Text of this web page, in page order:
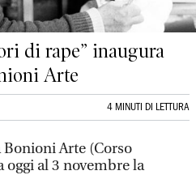
di rape” inaugura
Arte
4 MINUTI DI LETTURA
Bonioni Arte (Corso
oggi al 3 novembre la